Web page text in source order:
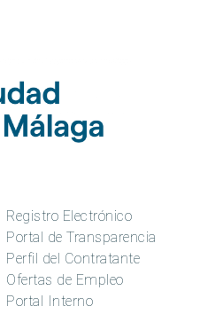
Registro Electrónico
Portal de Transparencia
Perfil del Contratante
Ofertas de Empleo
Portal Interno